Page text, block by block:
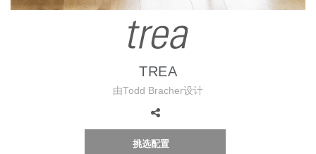
Facebook
Twitter
Linkedin
Instagram
Humanscale
Pinterest
YouTube
WeChat
TREA
由Todd Bracher设计
挑选配置